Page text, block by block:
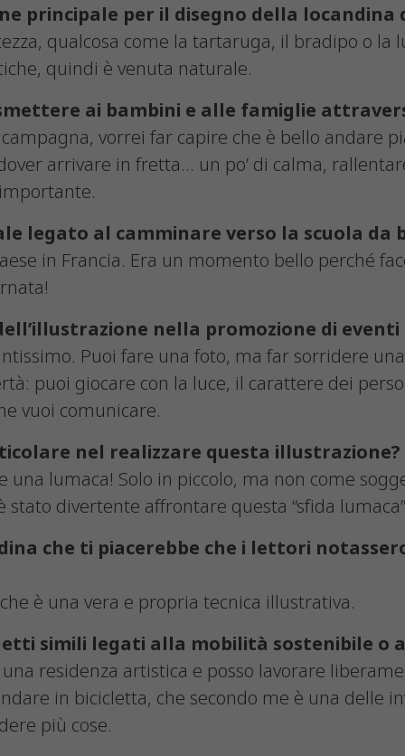
principale per il disegno della locandina
qualcosa come la tartaruga, il bradipo o
quindi è venuta naturale.
ai bambini e alle famiglie
vorrei far capire che è bello andare
arrivare in fretta… un po’ di calma,
legato al camminare verso la scuola da
in Francia. Era un momento bello perché
nella promozione di
Puoi fare una foto, ma far sorridere
puoi giocare con la luce, il carattere dei
vuoi comunicare.
nel realizzare questa illustrazione?
una lumaca! Solo in piccolo, ma non come
divertente affrontare questa “sfida
che ti piacerebbe che i lettori
è una vera e propria tecnica illustrativa.
simili legati alla mobilità sostenibile o
una residenza artistica e posso lavorare
in bicicletta, che secondo me è una delle
più cose.